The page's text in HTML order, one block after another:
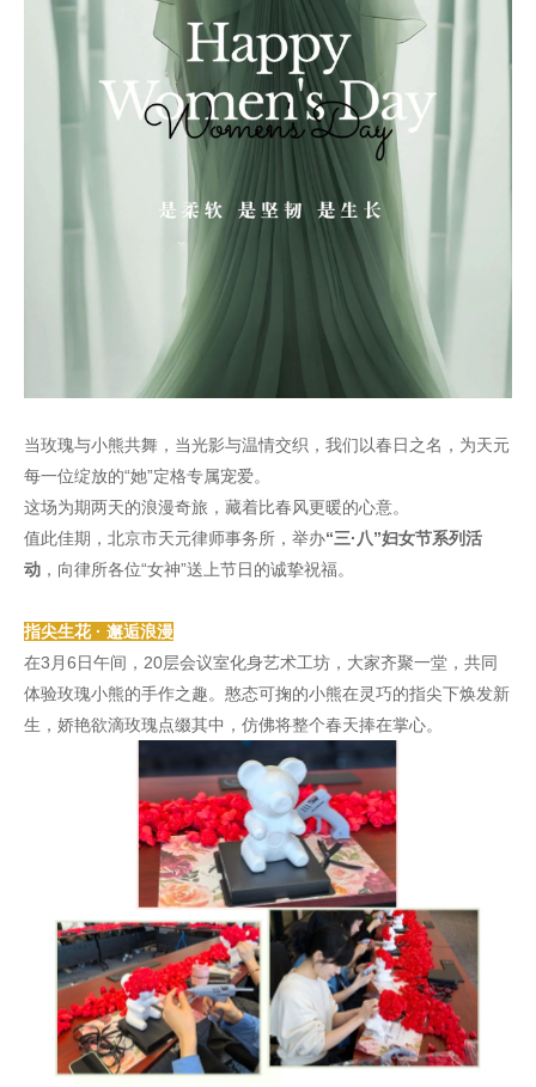
当玫瑰与小熊共舞，当光影与温情交织，我们以春日之名，为天元
每一位绽放的“她”定格专属宠爱。
这场为期两天的浪漫奇旅，藏着比春风更暖的心意。
值此佳期，北京市天元律师事务所，举办“三·八”妇女节系列活
动 ，向律所各位“女神”送上节日的诚挚祝福。
指尖生花 · 邂逅浪漫
在3月6日午间，20层会议室化身艺术工坊，大家齐聚一堂，共同
体验玫瑰小熊的手作之趣。憨态可掬的小熊在灵巧的指尖下焕发新
生，娇艳欲滴玫瑰点缀其中，仿佛将整个春天捧在掌心。